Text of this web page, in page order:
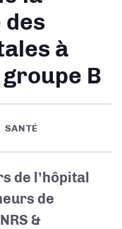
à
B
SANTÉ
de l’hôpital
de
&